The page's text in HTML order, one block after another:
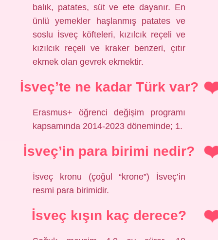
balık, patates, süt ve ete dayanır. En
ünlü yemekler haşlanmış patates ve
soslu İsveç köfteleri, kızılcık reçeli ve
kızılcık reçeli ve kraker benzeri, çıtır
ekmek olan gevrek ekmektir.
İsveç’te ne kadar Türk var?
Erasmus+ öğrenci değişim programı
kapsamında 2014-2023 döneminde; 1.
İsveç’in para birimi nedir?
İsveç kronu (çoğul “krone”) İsveç’in
resmi para birimidir.
İsveç kışın kaç derece?